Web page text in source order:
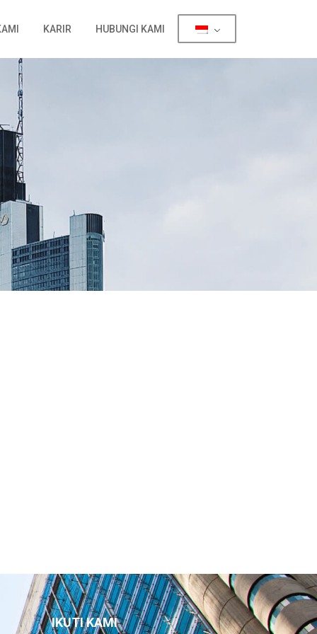
KARIR HUBUNGI KAMI
IKUTI KAMI